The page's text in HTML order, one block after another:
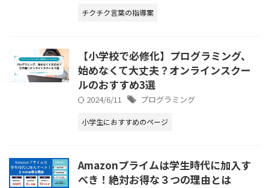
チクチク言葉の指導案
【小学校で必修化】プログラミング、
始めなくて大丈夫？オンラインスクー
ルのおすすめ3選
2024/6/11 プログラミング
小学生におすすめのページ
Amazonプライムは学生時代に加入す
べき！絶対お得な３つの理由とは